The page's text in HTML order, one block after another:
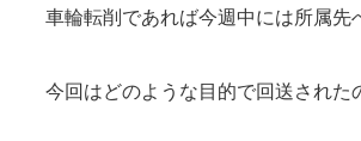
車輪転削であれば今週中には所属先
今回はどのような目的で回送された